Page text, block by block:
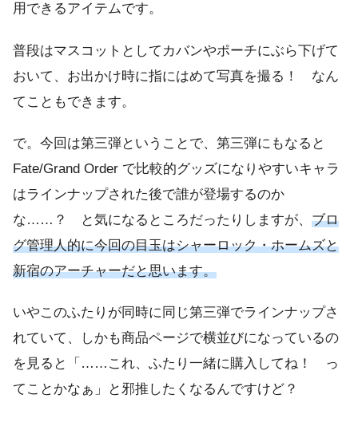
用できるアイテムです。
普段はマスコットとしてカバンやポーチにぶら下げて
おいて、お出かけ時に指にはめて写真を撮る！ なん
てこともできます。
で。今回は第三弾ということで、第三弾にもなると
Fate/Grand Order で比較的グッズになりやすいキャラ
はラインナップされた後で誰が登場するのか
な……？ と気になるところだったりしますが、 ブロ
グ管理人的に今回の目玉はシャーロック・ホームズと
新宿のアーチャーだと思います。
いやこのふたりが同時に同じ第三弾でラインナップさ
れていて、しかも商品ページで横並びになっているの
を見ると「……これ、ふたり一緒に購入してね！ っ
てことかなぁ」と邪推したくなるんですけど？